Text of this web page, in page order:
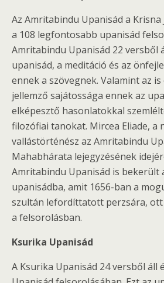
Az Amritabindu Upanisád a Krisna
a 108 legfontosabb upanisád
Amritabindu Upanisád 22 versből
upanisád, a meditáció és az
ennek a szövegnek. Valamint az
jellemző sajátossága ennek az
elképesztő hasonlatokkal
filozófiai tanokat. Mircea Eliade, a
vallástörténész az Amritabindu
Mahabhárata lejegyzésének
Amritabindu Upanisád is bekerült
upanisádba, amit 1656-ban a
szultán lefordíttatott perzsára,
a felsorolásban.
Ksurika Upanisád
A Ksurika Upanisád 24 versből áll